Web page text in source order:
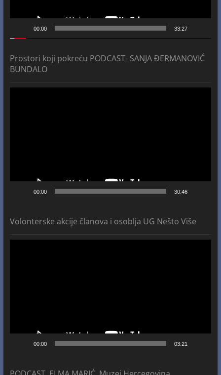
00:00 33:27
Prostori koji pokreću PODCAST- SANJA ĐERMANOVIĆ
BUNDALO
00:00 30:46
Volonterske akcije članova i osoblja UG Nešto Više
00:00 03:21